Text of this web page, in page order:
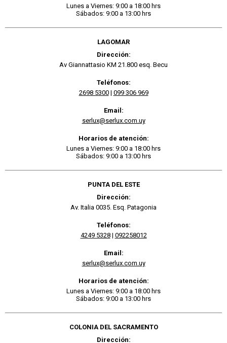
Lunes a Viernes: 9:00 a 18:00 hrs
Sábados: 9:00 a 13:00 hrs
LAGOMAR
Dirección:
Av Giannattasio KM 21.800 esq. Becu
Teléfonos:
2698 5300| 099 306 969
Email:
serlux@serlux.com.uy
Horarios de atención:
Lunes a Viernes: 9:00 a 18:00 hrs
Sábados: 9:00 a 13:00 hrs
PUNTA DEL ESTE
Dirección:
Av. Italia 0035. Esq. Patagonia
Teléfonos:
4249 5328| 092258012
Email:
serlux@serlux.com.uy
Horarios de atención:
Lunes a Viernes: 9:00 a 18:00 hrs
Sábados: 9:00 a 13:00 hrs
COLONIA DEL SACRAMENTO
Dirección: